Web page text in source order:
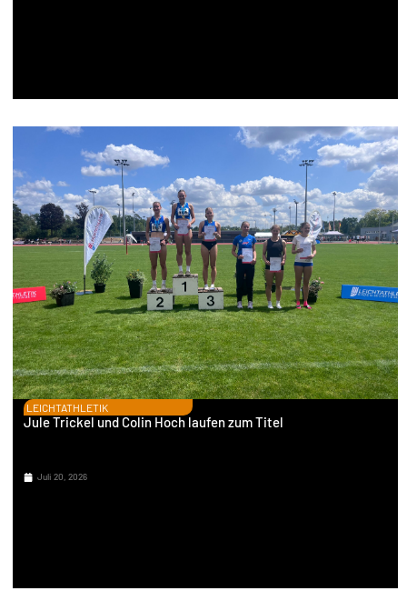
LEICHTATHLETIK
Jule Trickel und Colin Hoch laufen zum Titel
Juli 20, 2026